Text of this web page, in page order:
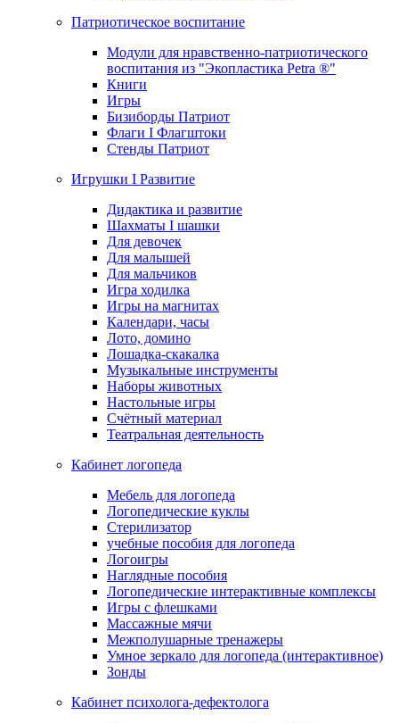
Патриотическое воспитание
Модули для нравственно-патриотического
воспитания из "Экопластика Petra ®"
Книги
Игры
Бизиборды Патриот
Флаги I Флагштоки
Стенды Патриот
Игрушки I Развитие
Дидактика и развитие
Шахматы I шашки
Для девочек
Для малышей
Для мальчиков
Игра ходилка
Игры на магнитах
Календари, часы
Лото, домино
Лошадка-скакалка
Музыкальные инструменты
Наборы животных
Настольные игры
Счётный материал
Театральная деятельность
Кабинет логопеда
Мебель для логопеда
Логопедические куклы
Стерилизатор
учебные пособия для логопеда
Логоигры
Наглядные пособия
Логопедические интерактивные комплексы
Игры с флешками
Массажные мячи
Межполушарные тренажеры
Умное зеркало для логопеда (интерактивное)
Зонды
Кабинет психолога-дефектолога